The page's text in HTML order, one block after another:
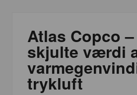
Atlas Copco
skjulte værdi
trykluft